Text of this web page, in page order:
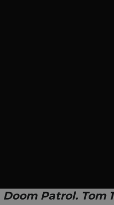
Doom Patrol. Tom 1